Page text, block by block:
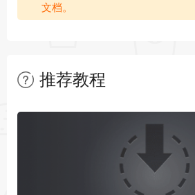
XAR .xar
Linux RPM .rpm
MacBinary .bin .macbin
文档。
推荐教程
暂无文章